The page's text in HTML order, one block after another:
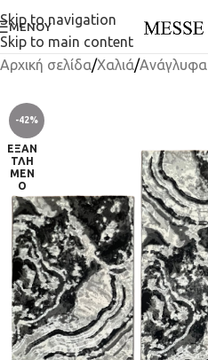
Skip to navigation
Skip to main content
ΜΕΝΟΎ
Αρχική σελίδα/Χαλιά/Ανάγλυφα
-42%
ΕΞΑΝ
ΤΛΗ
ΜΈΝ
Ο